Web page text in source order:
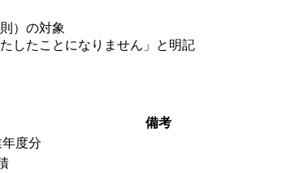
）の対象
したことになりません」と明記
備考
度分